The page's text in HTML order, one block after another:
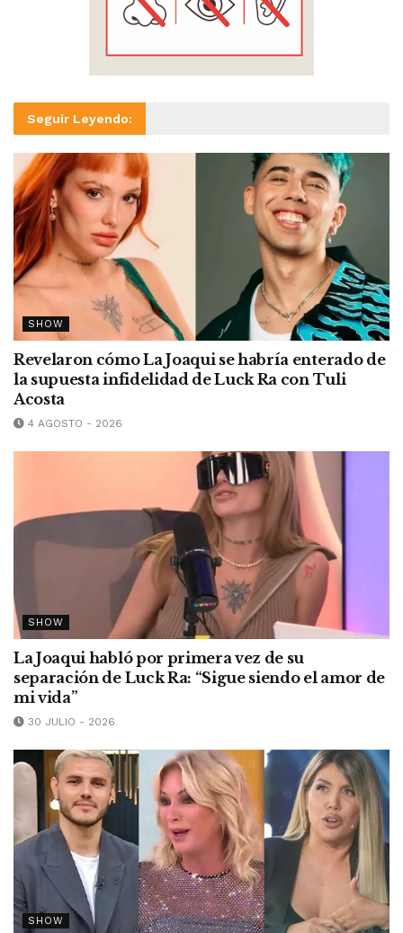
Seguir Leyendo:
SHOW
Revelaron cómo La Joaqui se habría enterado de
la supuesta infidelidad de Luck Ra con Tuli
Acosta
4 AGOSTO - 2026
SHOW
La Joaqui habló por primera vez de su
separación de Luck Ra: “Sigue siendo el amor de
mi vida”
30 JULIO - 2026
SHOW